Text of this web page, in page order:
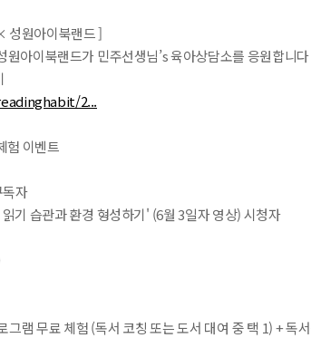
성원아이북랜드 ]
원아이북랜드가 민주선생님’s 육아상담소를 응원합니
2...
험 이벤트
독자
기 습관과 환경 형성하기' (6월 3일자 영상) 시청자
램 무료 체험 (독서 코칭 또는 도서 대여 중 택 1) + 독